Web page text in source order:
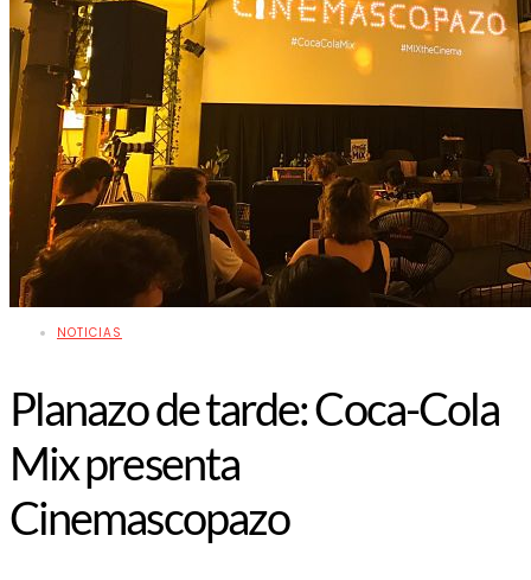
Conciertos en Valencia 2026
Conciertos en Bilbao 2026
Conciertos en Granada 2026
Giras de conciertos
Noticias de Festivales
Bandas Sonoras
Series y Tv
Cine
Contacto
NOTICIAS
Planazo de tarde: Coca-Cola
Mix presenta
Cinemascopazo